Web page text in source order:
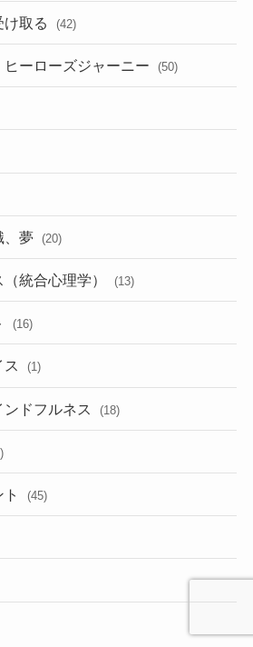
取る (42)
ーローズジャーニー (50)
、夢 (20)
統合心理学） (13)
(16)
ス (1)
ドフルネス (18)
(45)